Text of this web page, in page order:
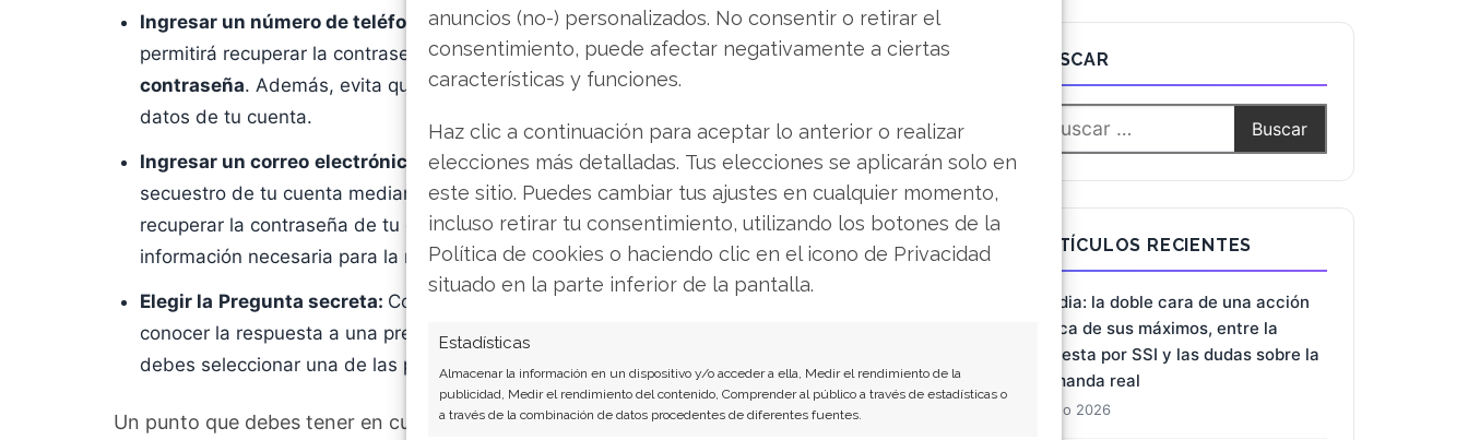
anuncios (no-) personalizados. No consentir o retirar el
consentimiento, puede afectar negativamente a ciertas
características y funciones.
Haz clic a continuación para aceptar lo anterior o realizar
elecciones más detalladas. Tus elecciones se aplicarán solo en
este sitio. Puedes cambiar tus ajustes en cualquier momento,
incluso retirar tu consentimiento, utilizando los botones de la
Política de cookies o haciendo clic en el icono de Privacidad
situado en la parte inferior de la pantalla.
Estadísticas
Almacenar la información en un dispositivo y/o acceder a ella, Medir el rendimiento de la
publicidad, Medir el rendimiento del contenido, Comprender al público a través de estadísticas o
a través de la combinación de datos procedentes de diferentes fuentes.
Ingresar un número de teléfono celular:Este es un requisito importante, ya que te
permitirá recuperar la contraseña de tu cuenta en caso depérdida o hurto de la
contraseña. Además, evita que cualquiera pueda acceder a tu computadora y robar los
datos de tu cuenta.
Ingresar un correo electrónico alternativo: Este será utilizado también para evitar el
secuestro de tu cuenta mediante el robo de la contraseña. Ten en cuenta que si necesitas
recuperar la contraseña de tu cuenta, se utiliza el correo alternativo para enviar toda la
información necesaria para la recuperación.
Elegir la Pregunta secreta: Con esto cualquiera que desee robar tu cuenta deberá
conocer la respuesta a una pregunta previamente registrada y conocida sólo por ti. Sólo
debes seleccionar una de las preguntas que el sistema te ofrece para responder.
Un punto que debes tener en cuenta es que los servicios que te ofrecen poder crear una
BUSCAR
ARTÍCULOS RECIENTES
Nvidia: la doble cara de una acción
cerca de sus máximos, entre la
apuesta por SSI y las dudas sobre la
demanda real
7 Ago 2026